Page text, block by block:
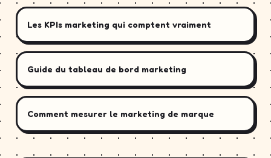
Les KPIs marketing qui comptent vraiment
Guide du tableau de bord marketing
Comment mesurer le marketing de marque